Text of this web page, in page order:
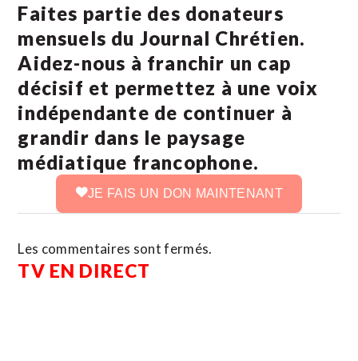
Faites partie des donateurs
mensuels du Journal Chrétien.
Aidez-nous à franchir un cap
décisif et permettez à une voix
indépendante de continuer à
grandir dans le paysage
médiatique francophone.
JE FAIS UN DON MAINTENANT
Les commentaires sont fermés.
TV EN DIRECT